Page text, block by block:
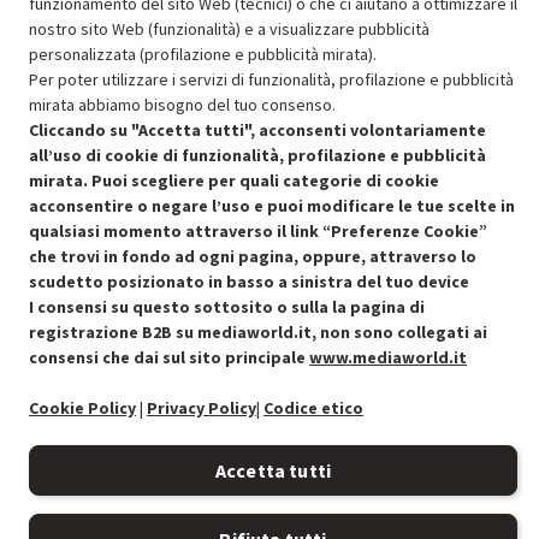
SCONTO RICONDIZIONATI
Approfitta dello sconto del 30% sul prodotto ricondizionato.
Condizioni generali di vendita
Cookie Policy
Preferenze cookie
Accessibilità
Recedere dal contratto qui
nostro sito Web (funzionalità) e a visualizzare pubblicità
personalizzata (profilazione e pubblicità mirata).
Per poter utilizzare i servizi di funzionalità, profilazione e pubblicità
mirata abbiamo bisogno del tuo consenso.
Cliccando su "Accetta tutti", acconsenti volontariamente
all’uso di cookie di funzionalità, profilazione e pubblicità
mirata. Puoi scegliere per quali categorie di cookie
acconsentire o negare l’uso e puoi modificare le tue scelte in
qualsiasi momento attraverso il link “Preferenze Cookie”
che trovi in fondo ad ogni pagina, oppure, attraverso lo
scudetto posizionato in basso a sinistra del tuo device
I consensi su questo sottosito o sulla la pagina di
registrazione B2B su mediaworld.it, non sono collegati ai
consensi che dai sul sito principale www.mediaworld.it
Cookie Policy| Privacy Policy| Codice etico
Accetta tutti